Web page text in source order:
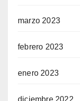
marzo 2023
febrero 2023
enero 2023